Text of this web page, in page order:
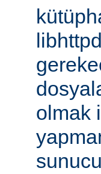
olmak